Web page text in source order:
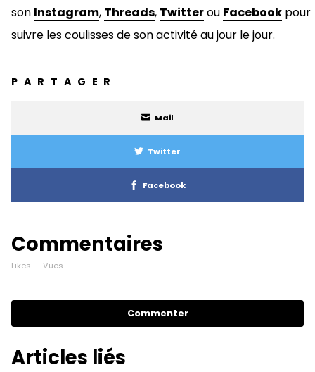
son Instagram, Threads, Twitterou Facebook pour
suivre les coulisses de son activité au jour le jour.
PARTAGER
Mail
Twitter
Facebook
Commentaires
Likes Vues
Commenter
Articles liés